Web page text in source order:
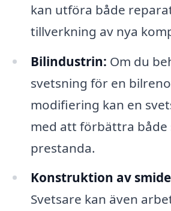
kan utföra både
tillverkning av nya
Bilindustrin: Om du
svetsning för en
modifiering kan en
med att förbättra både
prestanda.
Konstruktion av
Svetsare kan även